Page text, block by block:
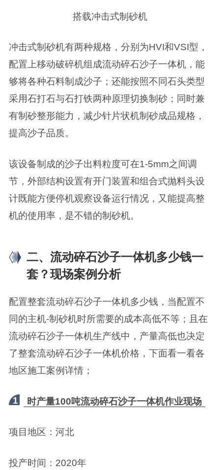
搭载冲击式制砂机
冲击式制砂机有两种规格，分别为HVI和VSI型，
配置上移动破碎机组成流动碎石沙子一体机，能
够将各种石料制成沙子；还能按照不同石头类型
采用石打石与石打铁两种原理切换制砂；同时兼
有制砂整形能力，减少针片状机制砂成品规格，
提高沙子品质。
该设备制成的沙子出料粒度可在1-5mm之间调
节，外部结构设置有开门装置和组合式抛料头设
计既能方便停机观察设备运行情况，又能提高整
机的使用率，是不错的制砂机。
二、流动碎石沙子一体机多少钱一
套？现场案例分析
配置整套流动碎石沙子一体机多少钱，当配置不
同的主机-制砂机时所需要的成本高低不等；且在
流动碎石沙子一体机生产线中，产量高低也决定
了整套流动碎石沙子一体机价格，下面看一看各
地区施工案例详情；
1 时产量100吨流动碎石沙子一体机作业现场
项目地区：河北
投产时间：2020年